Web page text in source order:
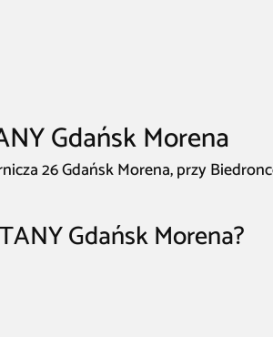
Gdańsk Morena
26 Gdańsk Morena, przy
Gdańsk Morena?